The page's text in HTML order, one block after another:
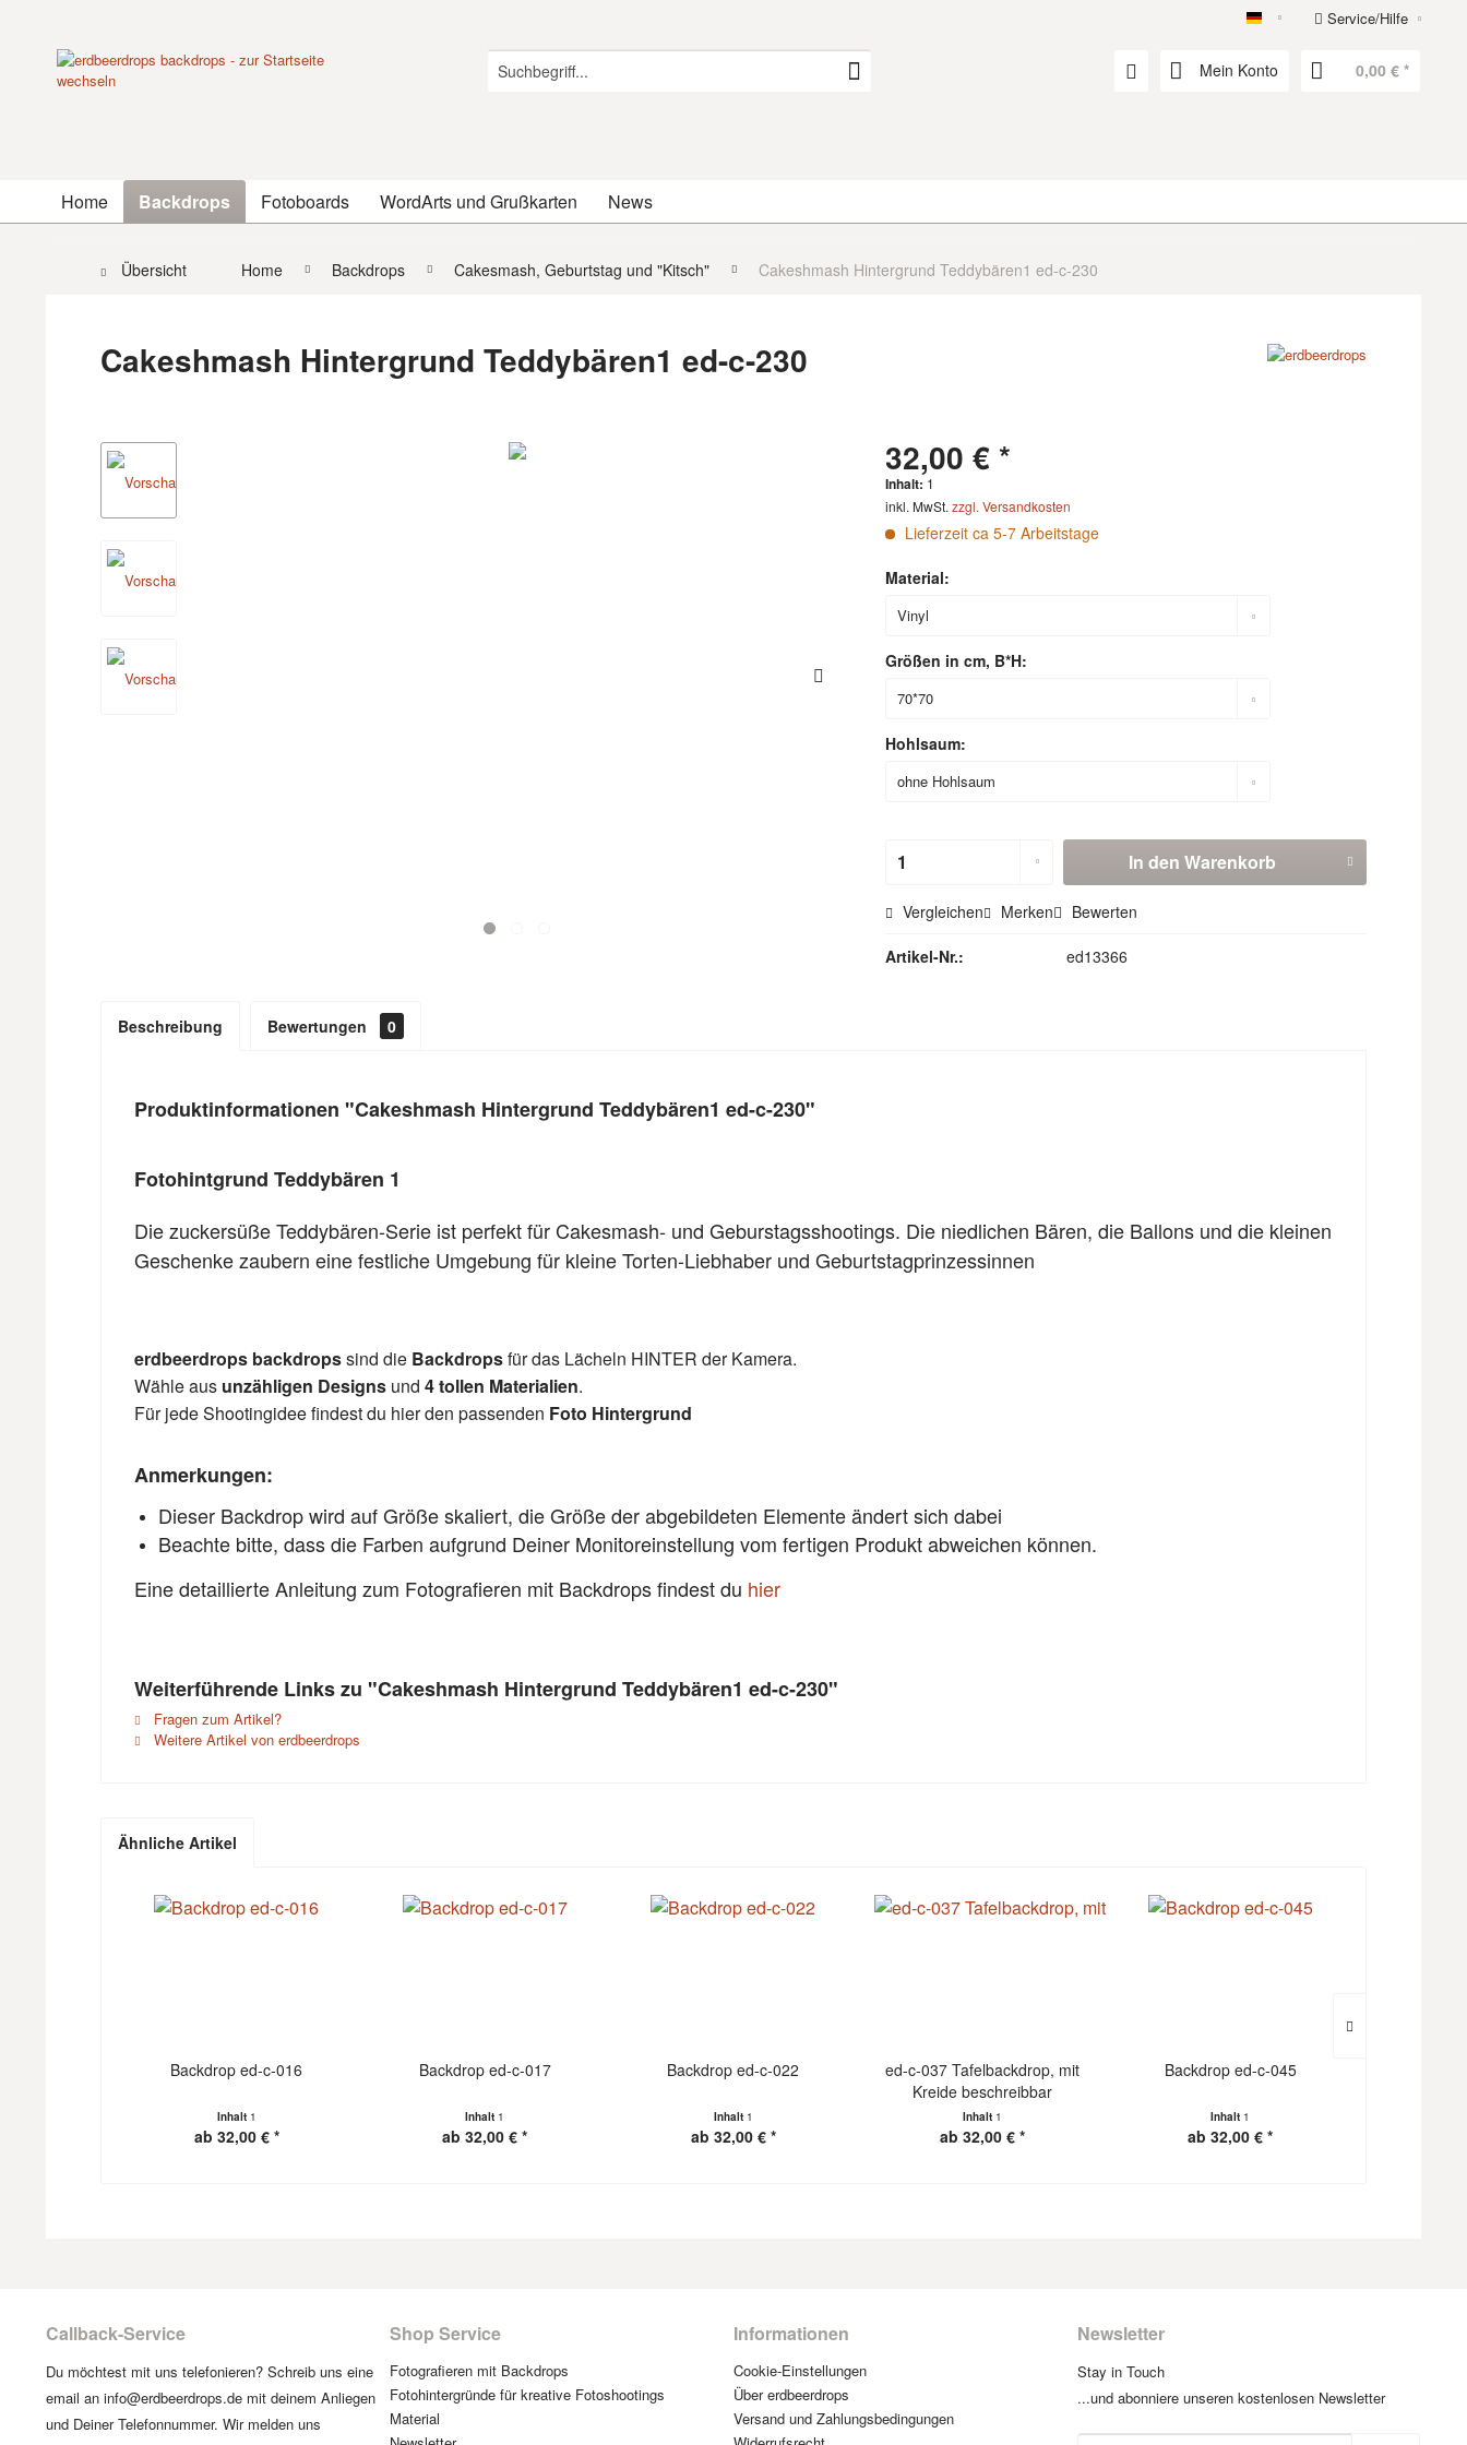
erdbeerdropsService/Hilfe
Mein Konto 0,00 € *
Home Backdrops Fotoboards WordArts und Grußkarten News
Übersicht Home Backdrops Cakesmash, Geburtstag und "Kitsch" Cakeshmash Hintergrund Teddybären1 ed-c-230
Cakeshmash Hintergrund Teddybären1 ed-c-230
32,00 € *
Inhalt: 1
inkl. MwSt.zzgl. Versandkosten
Lieferzeit ca 5-7 Arbeitstage
Material:
Größen in cm, B*H:
Hohlsaum:
In den Warenkorb
Vergleichen Merken Bewerten
Artikel-Nr.: ed13366
Beschreibung Bewertungen 0
Produktinformationen "Cakeshmash Hintergrund Teddybären1 ed-c-230"
Fotohintgrund Teddybären 1
Die zuckersüße Teddybären-Serie ist perfekt für Cakesmash- und Geburstagsshootings. Die niedlichen Bären, die Ballons und die kleinen
Geschenke zaubern eine festliche Umgebung für kleine Torten-Liebhaber und Geburtstagprinzessinnen
erdbeerdrops backdropssind die Backdropsfür das Lächeln HINTER der Kamera.
Wähle aus unzähligen Designs und 4 tollen Materialien.
Für jede Shootingidee findest du hier den passenden Foto Hintergrund
Anmerkungen:
Dieser Backdrop wird auf Größe skaliert, die Größe der abgebildeten Elemente ändert sich dabei
Beachte bitte, dass die Farben aufgrund Deiner Monitoreinstellung vom fertigen Produkt abweichen können.
Eine detaillierte Anleitung zum Fotografieren mit Backdrops findest du hier
Weiterführende Links zu "Cakeshmash Hintergrund Teddybären1 ed-c-230"
Fragen zum Artikel?
Weitere Artikel von erdbeerdrops
Ähnliche Artikel
Backdrop ed-c-016
Inhalt 1
ab 32,00 € *
Backdrop ed-c-017
Inhalt 1
ab 32,00 € *
Backdrop ed-c-022
Inhalt 1
ab 32,00 € *
ed-c-037 Tafelbackdrop, mit
Kreide beschreibbar
Inhalt 1
ab 32,00 € *
Backdrop ed-c-045
Inhalt 1
ab 32,00 € *
Callback-Service
Du möchtest mit uns telefonieren? Schreib uns eine
email an info@erdbeerdrops.de mit deinem Anliegen
und Deiner Telefonnummer. Wir melden uns
Shop Service
Fotografieren mit Backdrops
Fotohintergründe für kreative Fotoshootings
Material
Informationen
Cookie-Einstellungen
Über erdbeerdrops
Versand und Zahlungsbedingungen
Newsletter
Stay in Touch
...und abonniere unseren kostenlosen Newsletter